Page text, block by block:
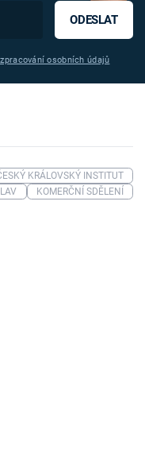
ODESLAT
osobních údajů
KRÁLOVSKÝ INSTITUT
KOMERČNÍ SDĚLENÍ